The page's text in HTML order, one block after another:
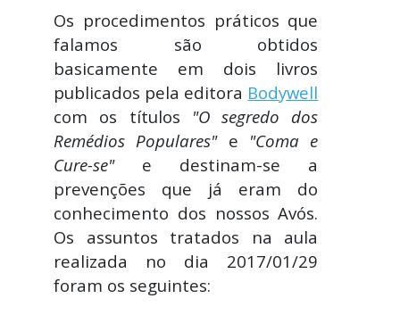
Os procedimentos práticos que
falamos são obtidos
basicamente em dois livros
publicados pela editora Bodywell
com os títulos "O segredo dos
Remédios Populares"e "Coma e
Cure-se"e destinam-se a
prevenções que já eram do
conhecimento dos nossos Avós.
Os assuntos tratados na aula
realizada no dia 2017/01/29
foram os seguintes: